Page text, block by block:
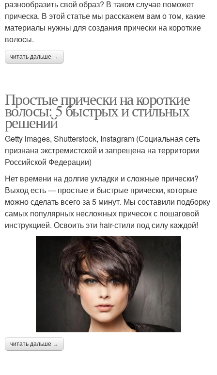
разнообразить свой образ? В таком случае поможет
прическа. В этой статье мы расскажем вам о том, какие
материалы нужны для создания прически на короткие
волосы.
читать дальше →
Простые прически на короткие
волосы: 5 быстрых и стильных
решений
Getty images, Shutterstock, Instagram (Социальная сеть
признана экстремистской и запрещена на территории
Российской Федерации)
Нет времени на долгие укладки и сложные прически?
Выход есть — простые и быстрые прически, которые
можно сделать всего за 5 минут. Мы составили подборку
самых популярных несложных причесок с пошаговой
инструкцией. Освоить эти hair-стили под силу каждой!
читать дальше →